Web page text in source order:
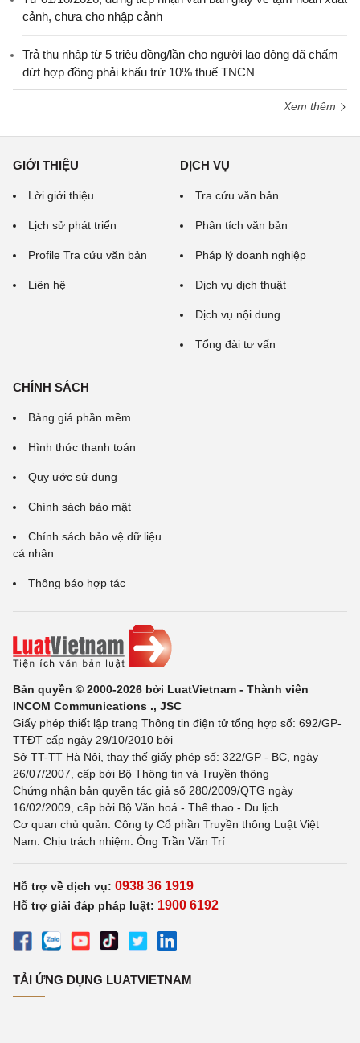
cảnh, chưa cho nhập cảnh
Trả thu nhập từ 5 triệu đồng/lần cho người lao động đã chấm
dứt hợp đồng phải khấu trừ 10% thuế TNCN
Xem thêm
GIỚI THIỆU
Lời giới thiệu
Lịch sử phát triển
Profile Tra cứu văn bản
Liên hệ
DỊCH VỤ
Tra cứu văn bản
Phân tích văn bản
Pháp lý doanh nghiệp
Dịch vụ dịch thuật
Dịch vụ nội dung
Tổng đài tư vấn
CHÍNH SÁCH
Bảng giá phần mềm
Hình thức thanh toán
Quy ước sử dụng
Chính sách bảo mật
Chính sách bảo vệ dữ liệu
cá nhân
Thông báo hợp tác
Bản quyền © 2000-2026 bởi LuatVietnam - Thành viên
INCOM Communications ., JSC
Giấy phép thiết lập trang Thông tin điện tử tổng hợp số: 692/GP-
TTĐT cấp ngày 29/10/2010 bởi
Sở TT-TT Hà Nội, thay thế giấy phép số: 322/GP - BC, ngày
26/07/2007, cấp bởi Bộ Thông tin và Truyền thông
Chứng nhận bản quyền tác giả số 280/2009/QTG ngày
16/02/2009, cấp bởi Bộ Văn hoá - Thể thao - Du lịch
Cơ quan chủ quản: Công ty Cổ phần Truyền thông Luật Việt
Nam. Chịu trách nhiệm: Ông Trần Văn Trí
Hỗ trợ về dịch vụ: 0938 36 1919
Hỗ trợ giải đáp pháp luật: 1900 6192
TẢI ỨNG DỤNG LUATVIETNAM